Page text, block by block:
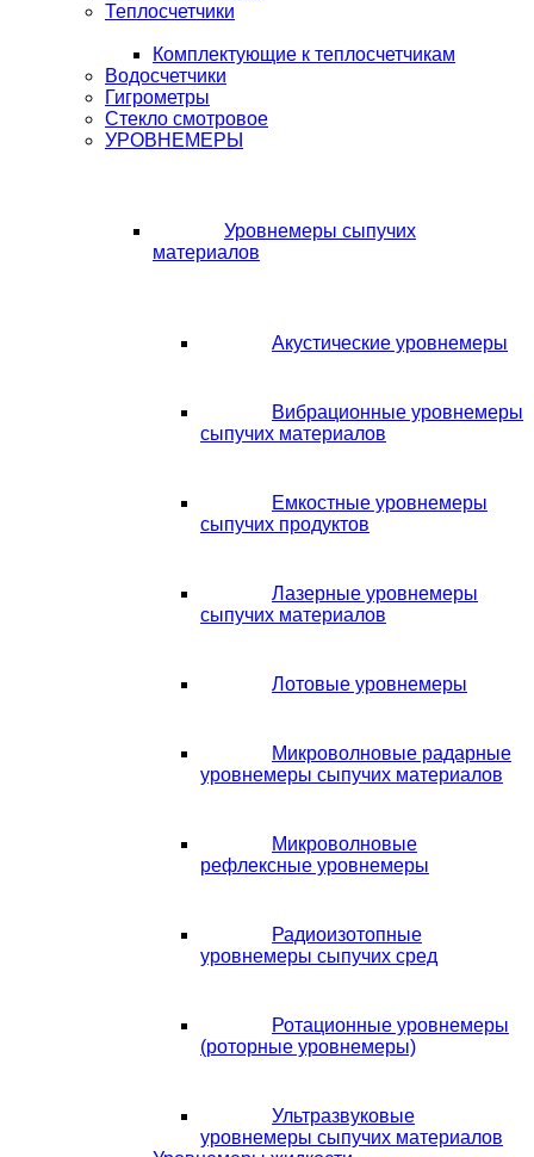
Теплосчетчики
Комплектующие к теплосчетчикам
Водосчетчики
Гигрометры
Стекло смотровое
УРОВНЕМЕРЫ
Уровнемеры сыпучих
материалов
Акустические уровнемеры
Вибрационные уровнемеры
сыпучих материалов
Емкостные уровнемеры
сыпучих продуктов
Лазерные уровнемеры
сыпучих материалов
Лотовые уровнемеры
Микроволновые радарные
уровнемеры сыпучих материалов
Микроволновые
рефлексные уровнемеры
Радиоизотопные
уровнемеры сыпучих сред
Ротационные уровнемеры
(роторные уровнемеры)
Ультразвуковые
уровнемеры сыпучих материалов